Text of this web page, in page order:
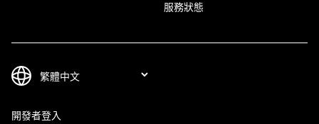
服務狀態
開發者登入